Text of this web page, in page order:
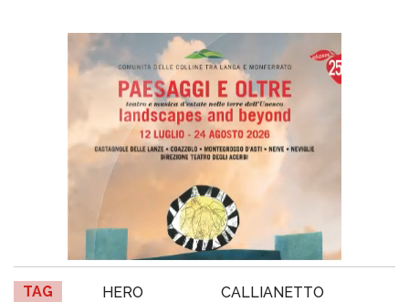
TAG HERO
CALLIANETTO